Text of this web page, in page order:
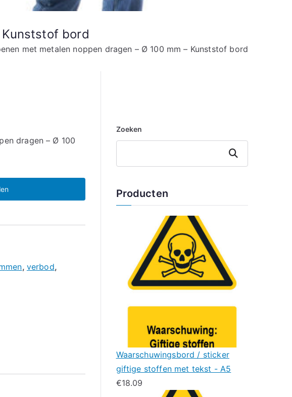
bord
met metalen noppen dragen – Ø 100 mm – Kunststof bord
dragen – Ø 100
, verbod,
Zoeken
Zoeken
Producten
Waarschuwingsbord / sticker
giftige stoffen met tekst - A5
€18.09